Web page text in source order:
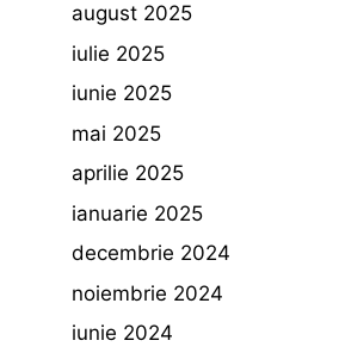
august 2025
iulie 2025
iunie 2025
mai 2025
aprilie 2025
ianuarie 2025
decembrie 2024
noiembrie 2024
iunie 2024